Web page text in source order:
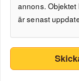
annons.
är senast